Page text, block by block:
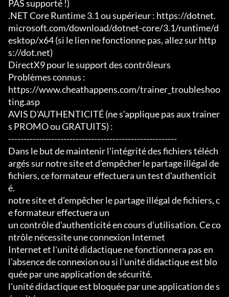
PAS supporté !)
.NET Core Runtime 3.1 ou supérieur : https://dotnet.
microsoft.com/download/dotnet-core/3.1/runtime/d
esktop/x64 (si le lien ne fonctionne pas, allez sur http
s://dot.net)
DirectX9 pour le support des contrôleurs
Problèmes connus :
https://www.cheathappens.com/trainer_troubleshoo
ting.asp
AVIS D'AUTHENTICITÉ (ne s'applique pas aux trainer
s PROMO ou GRATUITS) :
-------------------------------------------------------
Dans le but de maintenir l'intégrité des fichiers téléch
argés sur notre site et d'empêcher le partage illégal de
fichiers, ce formateur effectuera un test d'authenticit
é.
notre site et d'empêcher le partage illégal de fichiers, c
e formateur effectuera un
un contrôle d'authenticité en cours d'utilisation. Ce co
ntrôle nécessite une connexion Internet
Internet et l'unité didactique ne fonctionnera pas en
l'absence de connexion ou si l'unité didactique est blo
quée par une application de sécurité.
l'unité didactique est bloquée par une application de s